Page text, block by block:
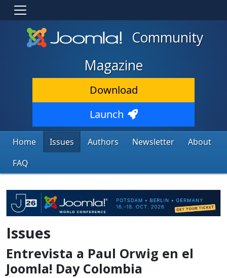
Community
Magazine
Download
Launch
Home Issues Authors Newsletter
About
FAQ
Issues
Entrevista a Paul Orwig en el
Joomla! Day Colombia